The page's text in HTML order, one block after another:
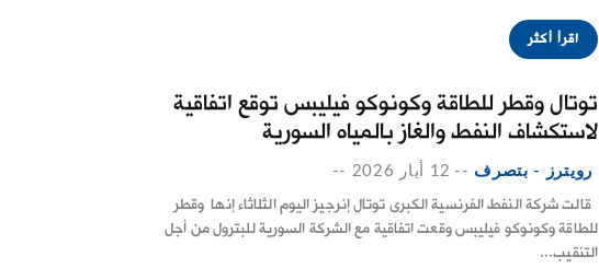
اقرأ أكثر
توتال وقطر للطاقة وكونوكو فيليبس توقع اتفاقية
لاستكشاف النفط والغاز بالمياه السورية
رويترز - بتصرف -- 12 أيار 2026 --
قالت شركة النفط الفرنسية الكبرى توتال إنرجيز اليوم الثلاثاء إنها ​ وقطر
للطاقة وكونوكو فيليبس وقعت اتفاقية مع الشركة ‌السورية للبترول من أجل
التنقيب...